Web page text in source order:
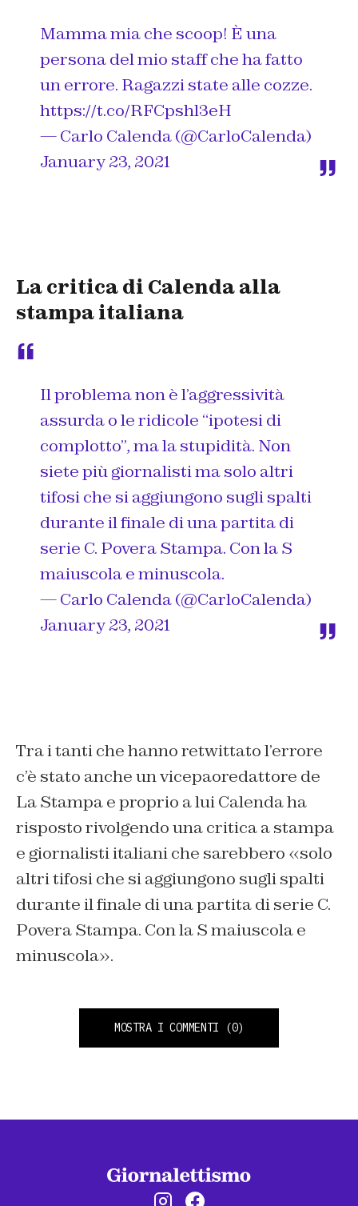
Mamma mia che scoop! È una
persona del mio staff che ha fatto
un errore. Ragazzi state alle cozze.
https://t.co/RFCpshl3eH
— Carlo Calenda (@CarloCalenda)
January 23, 2021
La critica di Calenda alla
stampa italiana
Il problema non è l’aggressività
assurda o le ridicole “ipotesi di
complotto”, ma la stupidità. Non
siete più giornalisti ma solo altri
tifosi che si aggiungono sugli spalti
durante il finale di una partita di
serie C. Povera Stampa. Con la S
maiuscola e minuscola.
— Carlo Calenda (@CarloCalenda)
January 23, 2021
Tra i tanti che hanno retwittato l’errore
c’è stato anche un vicepaoredattore de
La Stampa e proprio a lui Calenda ha
risposto rivolgendo una critica a stampa
e giornalisti italiani che sarebbero «solo
altri tifosi che si aggiungono sugli spalti
durante il finale di una partita di serie C.
Povera Stampa. Con la S maiuscola e
minuscola».
MOSTRA I COMMENTI (0)